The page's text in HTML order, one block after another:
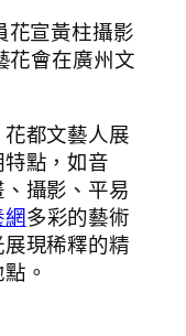
花宣黃柱攝影
花會在廣州文
都文藝人展
點，如音
攝影、平易
多彩的藝術
現稀釋的精
。